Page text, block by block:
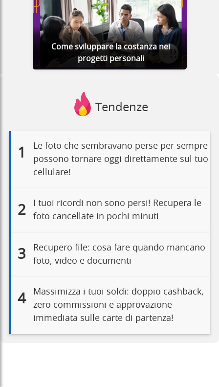
Come sviluppare la costanza nei
progetti personali
Tendenze
1
Le foto che sembravano perse per sempre
possono tornare oggi direttamente sul tuo
cellulare!
2
I tuoi ricordi non sono persi! Recupera le
foto cancellate in pochi minuti
3
Recupero file: cosa fare quando mancano
foto, video e documenti
4
Massimizza i tuoi soldi: doppio cashback,
zero commissioni e approvazione
immediata sulle carte di partenza!